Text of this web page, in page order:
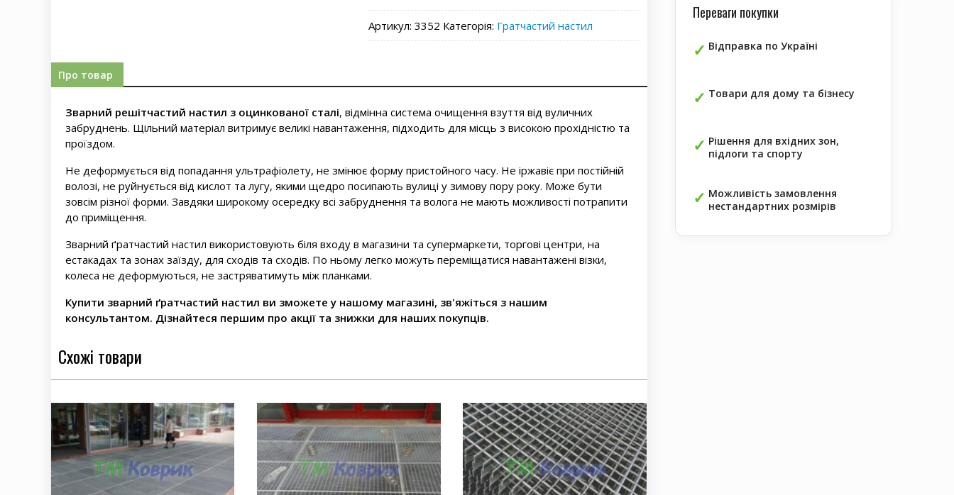
Артикул: 3352 Категорія: Гратчастий настил
Про товар
Зварний решітчастий настил з оцинкованої сталі, відмінна система очищення взуття від вуличних
забруднень. Щільний матеріал витримує великі навантаження, підходить для місць з високою прохідністю та
проїздом.
Не деформується від попадання ультрафіолету, не змінює форму пристойного часу. Не іржавіє при постійній
волозі, не руйнується від кислот та лугу, якими щедро посипають вулиці у зимову пору року. Може бути
зовсім різної форми. Завдяки широкому осередку всі забруднення та волога не мають можливості потрапити
до приміщення.
Зварний ґратчастий настил використовують біля входу в магазини та супермаркети, торгові центри, на
естакадах та зонах заїзду, для сходів та сходів. По ньому легко можуть переміщатися навантажені візки,
колеса не деформуються, не застряватимуть між планками.
Купити зварний ґратчастий настил ви зможете у нашому магазині, зв'яжіться з нашим
консультантом. Дізнайтеся першим про акції та знижки для наших покупців.
Схожі товари
Переваги покупки
Відправка по Україні
Товари для дому та бізнесу
Рішення для вхідних зон,
підлоги та спорту
Можливість замовлення
нестандартних розмірів